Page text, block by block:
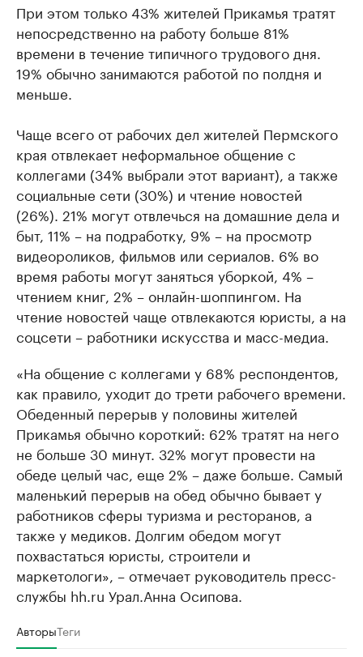
При этом только 43% жителей Прикамья тратят
непосредственно на работу больше 81%
времени в течение типичного трудового дня.
19% обычно занимаются работой по полдня и
меньше.
Чаще всего от рабочих дел жителей Пермского
края отвлекает неформальное общение с
коллегами (34% выбрали этот вариант), а также
социальные сети (30%) и чтение новостей
(26%). 21% могут отвлечься на домашние дела и
быт, 11% – на подработку, 9% – на просмотр
видеороликов, фильмов или сериалов. 6% во
время работы могут заняться уборкой, 4% –
чтением книг, 2% – онлайн-шоппингом. На
чтение новостей чаще отвлекаются юристы, а на
соцсети – работники искусства и масс-медиа.
«На общение с коллегами у 68% респондентов,
как правило, уходит до трети рабочего времени.
Обеденный перерыв у половины жителей
Прикамья обычно короткий: 62% тратят на него
не больше 30 минут. 32% могут провести на
обеде целый час, еще 2% – даже больше. Самый
маленький перерыв на обед обычно бывает у
работников сферы туризма и ресторанов, а
также у медиков. Долгим обедом могут
похвастаться юристы, строители и
маркетологи», – отмечает руководитель пресс-
службы hh.ru Урал.Анна Осипова.
АвторыТеги